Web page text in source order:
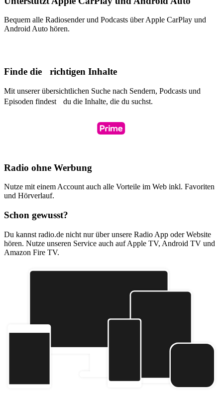
Bequem alle Radiosender und Podcasts über Apple CarPlay und
Android Auto hören.
Finde die richtigen Inhalte
Mit unserer übersichtlichen Suche nach Sendern, Podcasts und
Episoden findest du die Inhalte, die du suchst.
Radio ohne Werbung
Nutze mit einem Account auch alle Vorteile im Web inkl. Favoriten
und Hörverlauf.
Schon gewusst?
Du kannst radio.de nicht nur über unsere Radio App oder Website
hören. Nutze unseren Service auch auf Apple TV, Android TV und
Amazon Fire TV.